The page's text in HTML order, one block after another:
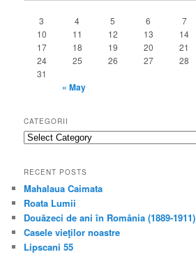
3
4 5 6 7
10
11 12 13 14
17
18 19 20 21
24
25 26 27 28
31
« May
CATEGORII
categorii
RECENT POSTS
Mahalaua Caimata
Roata Lumii
Douăzeci de ani în România (1889-1911)
Casele vieţilor noastre
Lipscani 55